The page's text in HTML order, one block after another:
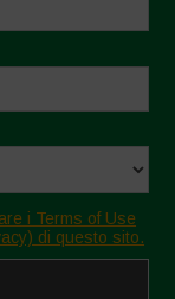
i Terms of Use
di questo sito.